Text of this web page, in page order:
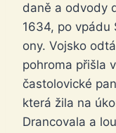
daně a odvody
1634, po vpádu
ony. Vojsko
pohroma přišla
častolovické
která žila na
Drancovala a